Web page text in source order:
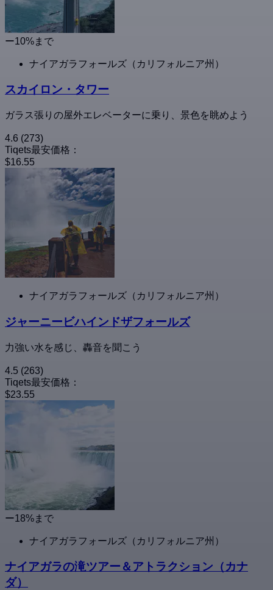
ー10%まで
ナイアガラフォールズ（カリフォルニア州）
スカイロン・タワー
ガラス張りの屋外エレベーターに乗り、景色を眺めよう
4.6 (273)
Tiqets最安価格：
$16.55
ナイアガラフォールズ（カリフォルニア州）
ジャーニービハインドザフォールズ
力強い水を感じ、轟音を聞こう
4.5 (263)
Tiqets最安価格：
$23.55
ー18%まで
ナイアガラフォールズ（カリフォルニア州）
ナイアガラの滝ツアー＆アトラクション（カナ
ダ）